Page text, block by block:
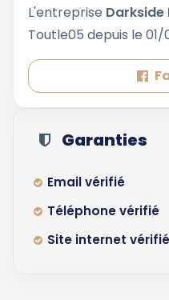
L'entreprise Darkside
Toutle05 depuis le 01/
Garanties
Email vérifié
Téléphone vérifié
Site internet vérifié